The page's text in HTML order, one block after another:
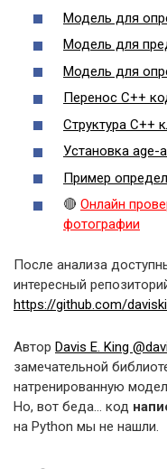
Модель для
Модель для
Модель для
Перенос C++
Структура С++
Установка age-
Пример
🔴 Онлайн
фотографии
После анализа
интересный
https://github.com/
Автор Davis E. King
замечательной
натренированную
Но, вот беда… код
на Python мы не нашли.